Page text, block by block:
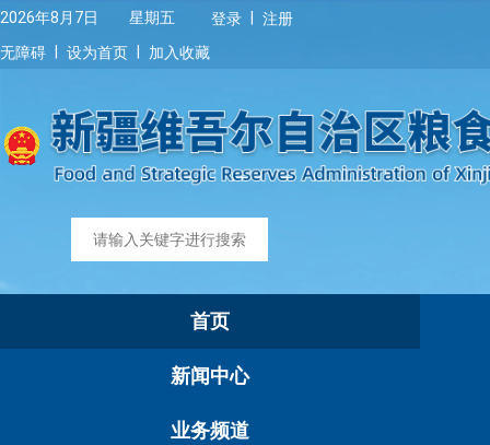
2026年8月7日 星期五 登录
注册
无障碍
设为首页 加入收藏
首页
新闻中心
业务频道